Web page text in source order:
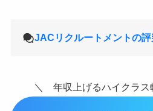
JACリクルートメントの評
＼ 年収上げるハイクラ